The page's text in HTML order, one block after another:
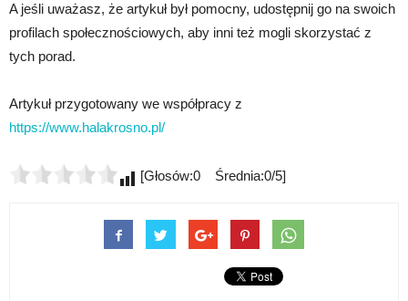
A jeśli uważasz, że artykuł był pomocny, udostępnij go na swoich
profilach społecznościowych, aby inni też mogli skorzystać z
tych porad.
Artykuł przygotowany we współpracy z
https://www.halakrosno.pl/
[Głosów:0 Średnia:0/5]